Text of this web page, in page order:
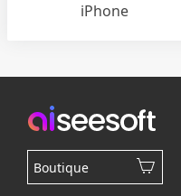
iPhone
Boutique